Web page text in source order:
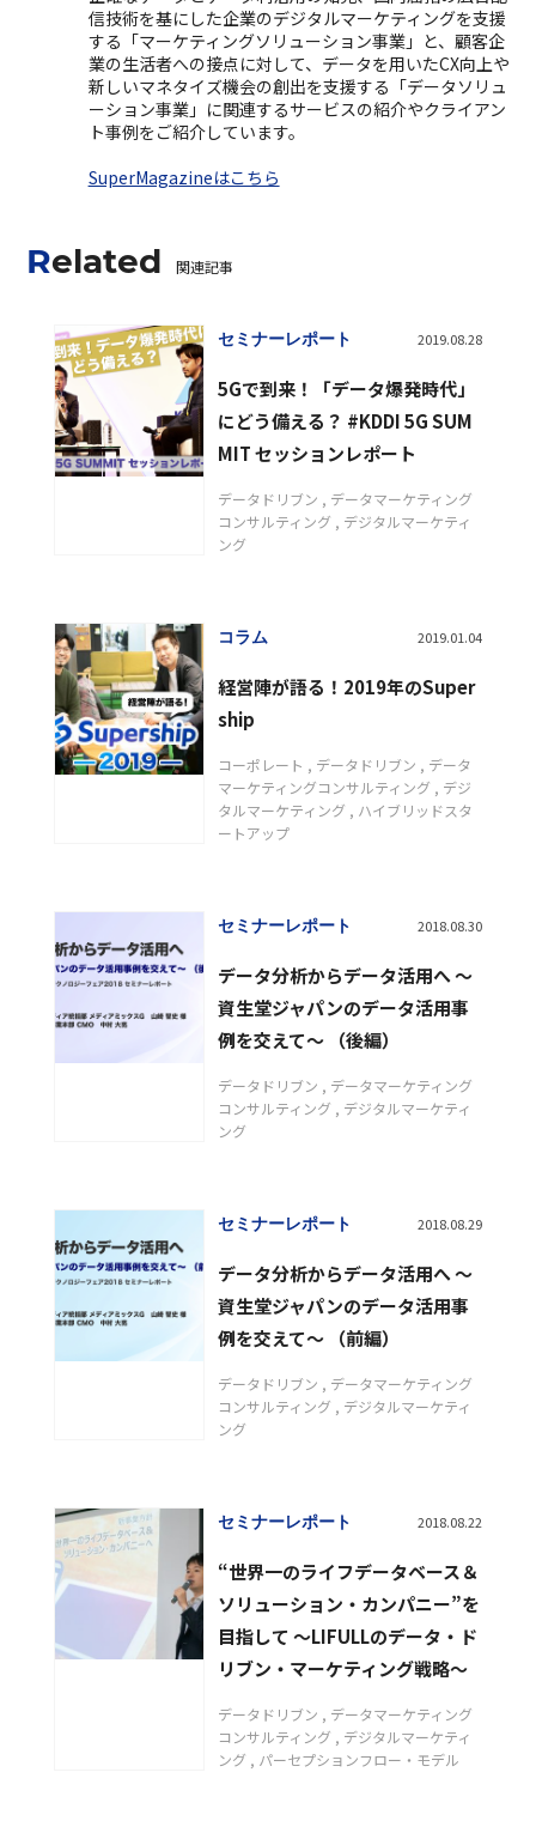
信技術を基にした企業のデジタルマーケティングを支援
する「マーケティングソリューション事業」と、顧客企
業の生活者への接点に対して、データを用いたCX向上や
新しいマネタイズ機会の創出を支援する「データソリュ
ーション事業」に関連するサービスの紹介やクライアン
ト事例をご紹介しています。
SuperMagazineはこちら
Related 関連記事
セミナーレポート 2019.08.28
5Gで到来！「データ爆発時代」
にどう備える？ #KDDI 5G SUM
MIT セッションレポート
データドリブン
データマーケティング
コンサルティング
デジタルマーケティ
ング
コラム 2019.01.04
経営陣が語る！2019年のSuper
ship
コーポレート データドリブン
データ
マーケティングコンサルティング
デジ
タルマーケティング
ハイブリッドスタ
ートアップ
セミナーレポート 2018.08.30
データ分析からデータ活用へ ～
資生堂ジャパンのデータ活用事
例を交えて～ （後編）
データドリブン
データマーケティング
コンサルティング
デジタルマーケティ
ング
セミナーレポート 2018.08.29
データ分析からデータ活用へ ～
資生堂ジャパンのデータ活用事
例を交えて～ （前編）
データドリブン
データマーケティング
コンサルティング
デジタルマーケティ
ング
セミナーレポート 2018.08.22
“世界一のライフデータベース＆
ソリューション・カンパニー”を
目指して 〜LIFULLのデータ・ド
リブン・マーケティング戦略〜
データドリブン
データマーケティング
コンサルティング
デジタルマーケティ
ング
パーセプションフロー・モデル